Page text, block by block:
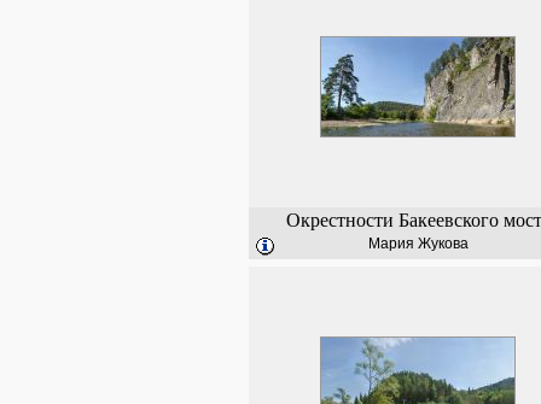
Окрестности Бакеевского
Мария Жукова